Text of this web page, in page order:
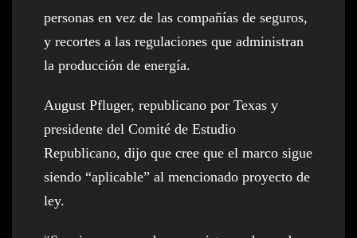
personas en vez de las compañías de seguros,
y recortes a las regulaciones que administran
la producción de energía.
August Pfluger, republicano por Texas y
presidente del Comité de Estudio
Republicano, dijo que cree que el marco sigue
siendo “aplicable” al mencionado proyecto de
ley.